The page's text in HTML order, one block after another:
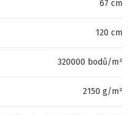
67 cm
120 cm
320000 bodů/m²
2150 g/m²